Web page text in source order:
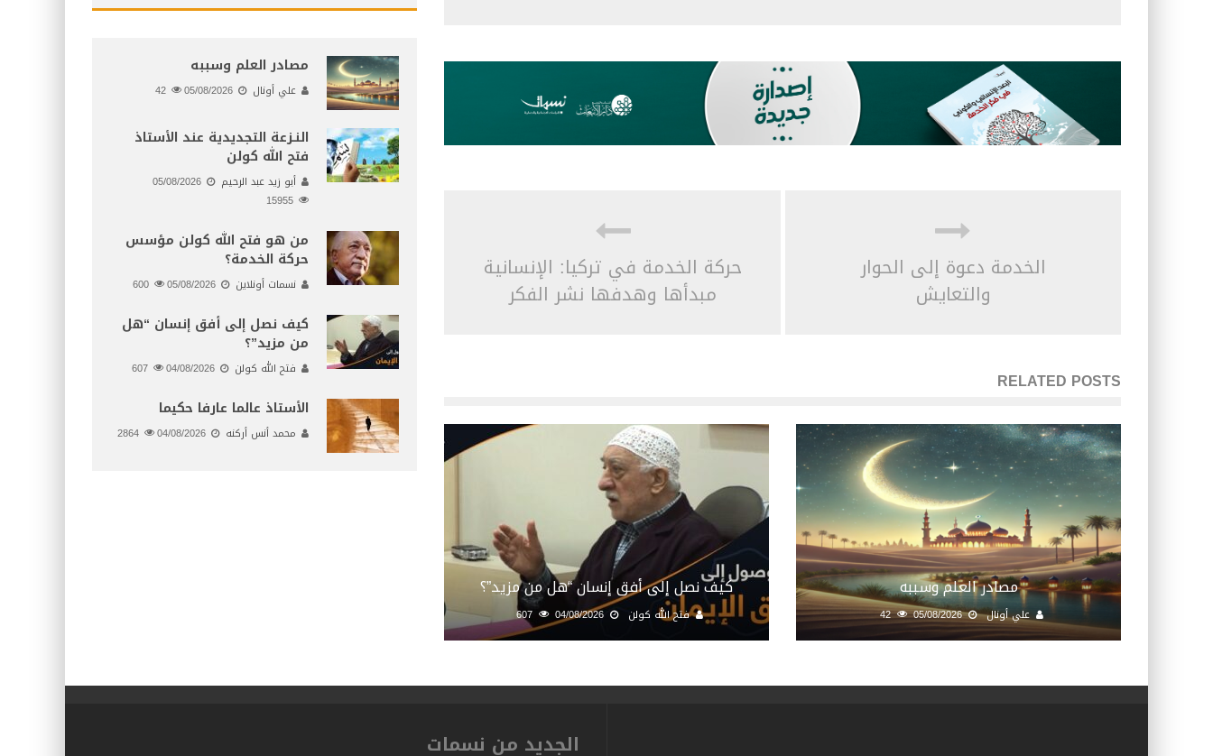
الخدمة دعوة إلى الحوار
والتعايش
حركة الخدمة في تركيا: الإنسانية
مبدأها وهدفها نشر الفكر
RELATED POSTS
مصادر العلم وسببه
علي أونال 05/08/2026
42
كيف نصل إلى أفق إنسان “هل من مزيد”؟
فتح الله كولن 04/08/2026
مصادر العلم وسببه
علي أونال 05/08/2026
النـزعة التجديدية عند الأستاذ
فتح الله كولن
أبو زيد عبد الرحيم
05/08/2026
من هو فتح الله كولن مؤسس
حركة الخدمة؟
نسمات أونلاين 05/08/2026
كيف نصل إلى أفق إنسان “هل
من مزيد”؟
فتح الله كولن 04/08/2026
الأستاذ عالما عارفا حكيما
محمد أنس أركنه 04/08/2026
الجديد من نسمات